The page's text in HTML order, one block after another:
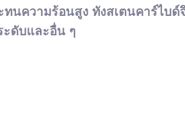
ความร้อนสูง ทังสเตนคาร์ไบด์จึ
ะดับและอื่น ๆ